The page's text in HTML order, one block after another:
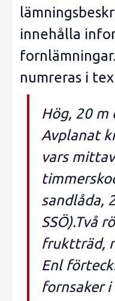
innehålla
numreras i
Hög, 20 m
Avplanat
vars
sandlåda,
SSÖ).Två
fruktträd,
Enl
fornsaker i